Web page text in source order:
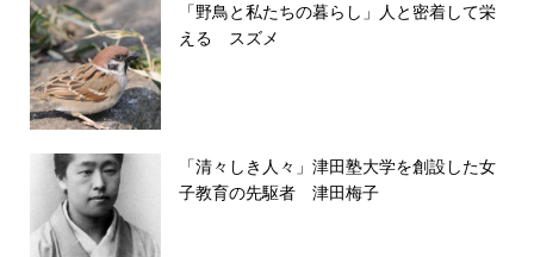
「野鳥と私たちの暮らし」人と密着して栄
える スズメ
「清々しき人々」津田塾大学を創設した女
子教育の先駆者 津田梅子